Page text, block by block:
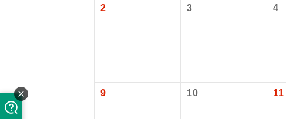
2 3 4
9 10 11
価格変動型ツアー